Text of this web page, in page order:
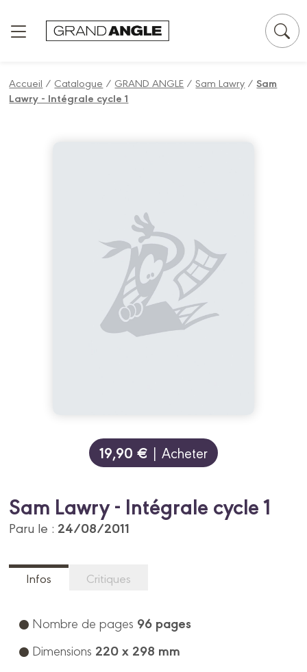
Accueil / Catalogue / GRAND ANGLE /Sam Lawry /Sam
Lawry - Intégrale cycle 1
19,90 € | Acheter
Sam Lawry - Intégrale cycle 1
Paru le : 24/08/2011
Infos Critiques
Nombre de pages 96 pages
Dimensions 220 x 298 mm